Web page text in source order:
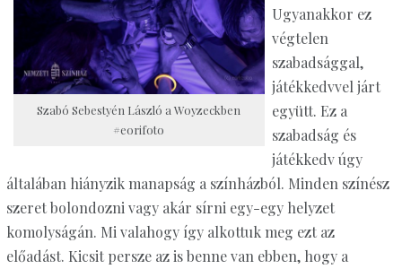
Szabó Sebestyén László a Woyzeckben
#eorifoto
Ugyanakkor ez
végtelen
szabadsággal,
játékkedvvel járt
együtt. Ez a
szabadság és
játékkedv úgy
általában hiányzik manapság a színházból. Minden színész
szeret bolondozni vagy akár sírni egy-egy helyzet
komolyságán. Mi valahogy így alkottuk meg ezt az
előadást. Kicsit persze az is benne van ebben, hogy a